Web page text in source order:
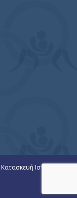
Κατασκευή Ιστοσελίδων